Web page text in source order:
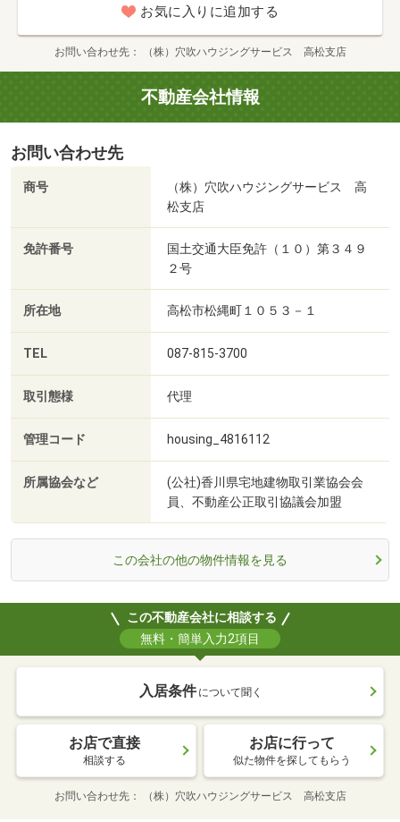
お気に入りに追加する
お問い合わせ先 （株）穴吹ハウジングサービス 高松支店
不動産会社情報
お問い合わせ先
商号
（株）穴吹ハウジングサービス 高
松支店
免許番号
国土交通大臣免許（１０）第３４９
２号
所在地 高松市松縄町１０５３－１
TEL 087-815-3700
取引態様 代理
管理コード housing_4816112
所属協会など
(公社)香川県宅地建物取引業協会会
員、不動産公正取引協議会加盟
この会社の他の物件情報を見る
この不動産会社に相談する
無料・簡単入力2項目
入居条件 について聞く
お店で直接
相談する
お店に行って
似た物件を探してもらう
お問い合わせ先 （株）穴吹ハウジングサービス 高松支店